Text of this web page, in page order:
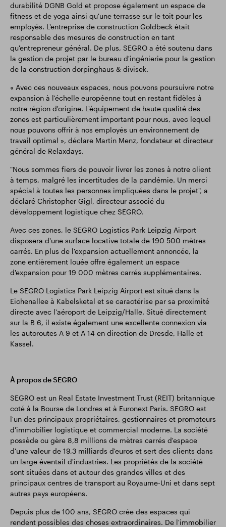
durabilité DGNB Gold et propose également un espace de
fitness et de yoga ainsi qu'une terrasse sur le toit pour les
employés. L'entreprise de construction Goldbeck était
responsable des mesures de construction en tant
qu'entrepreneur général. De plus, SEGRO a été soutenu dans
la gestion de projet par le bureau d'ingénierie pour la gestion
de la construction dörpinghaus & divisek.
« Avec ces nouveaux espaces, nous pouvons poursuivre notre
expansion à l'échelle européenne tout en restant fidèles à
notre région d'origine. L'équipement de haute qualité des
zones est particulièrement important pour nous, avec lequel
nous pouvons offrir à nos employés un environnement de
travail optimal », déclare Martin Menz, fondateur et directeur
général de Relaxdays.
"Nous sommes fiers de pouvoir livrer les zones à notre client
à temps, malgré les incertitudes de la pandémie. Un merci
spécial à toutes les personnes impliquées dans le projet", a
déclaré Christopher Gigl, directeur associé du
développement logistique chez SEGRO.
Avec ces zones, le SEGRO Logistics Park Leipzig Airport
disposera d'une surface locative totale de 190 500 mètres
carrés. En plus de l'expansion actuellement annoncée, la
zone entièrement louée offre également un espace
d'expansion pour 19 000 mètres carrés supplémentaires.
Le SEGRO Logistics Park Leipzig Airport est situé dans la
Eichenallee à Kabelsketal et se caractérise par sa proximité
directe avec l'aéroport de Leipzig/Halle. Situé directement
sur la B 6, il existe également une excellente connexion via
les autoroutes A 9 et A 14 en direction de Dresde, Halle et
Kassel.
À propos de SEGRO
SEGRO est un Real Estate Investment Trust (REIT) britannique
coté à la Bourse de Londres et à Euronext Paris. SEGRO est
l'un des principaux propriétaires, gestionnaires et promoteurs
d'immobilier logistique et commercial moderne. La société
possède ou gère 8,8 millions de mètres carrés d'espace
d'une valeur de 19,3 milliards d'euros et sert des clients dans
un large éventail d'industries. Les propriétés de la société
sont situées dans et autour des grandes villes et des
principaux centres de transport au Royaume-Uni et dans sept
autres pays européens.
Depuis plus de 100 ans, SEGRO crée des espaces qui
rendent possibles des choses extraordinaires. De l'immobilier